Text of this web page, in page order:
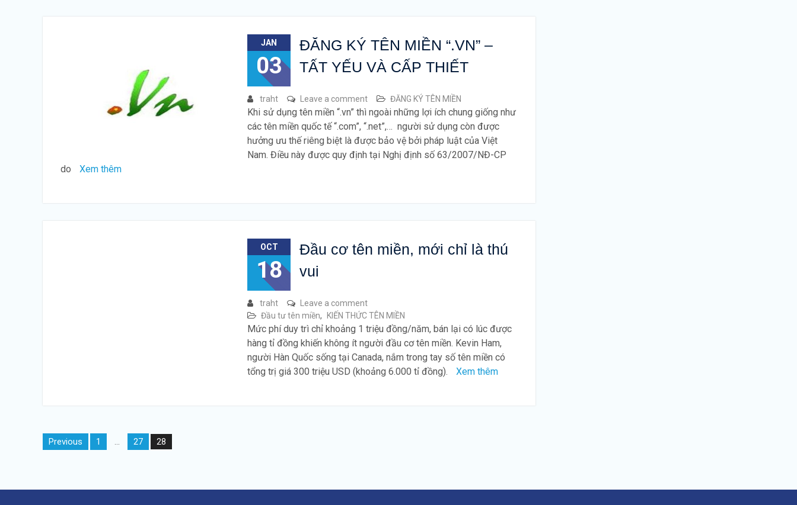
JAN
03
ĐĂNG KÝ TÊN MIỀN “.VN” –
TẤT YẾU VÀ CẤP THIẾT
traht Leave a comment ĐĂNG KÝ TÊN MIỀN
Khi sử dụng tên miền “.vn” thì ngoài những lợi ích chung giống như
các tên miền quốc tế “.com”, “.net”,… người sử dụng còn được
hưởng ưu thế riêng biệt là được bảo vệ bởi pháp luật của Việt
Nam. Điều này được quy định tại Nghị định số 63/2007/NĐ-CP
do
Xem thêm
OCT
18
Đầu cơ tên miền, mới chỉ là thú
vui
traht
Leave a comment
Đầu tư tên miền, KIẾN THỨC TÊN MIỀN
Mức phí duy trì chỉ khoảng 1 triệu đồng/năm, bán lại có lúc được
hàng tỉ đồng khiến không ít người đầu cơ tên miền. Kevin Ham,
người Hàn Quốc sống tại Canada, nắm trong tay số tên miền có
tổng trị giá 300 triệu USD (khoảng 6.000 tỉ đồng).
Xem thêm
Posts
navigation
Previous 1 … 27 28